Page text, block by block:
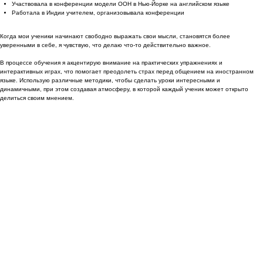
Участвовала в конференции модели ООН в Нью-Йорке на английском языке
Работала в Индии учителем, организовывала конференции
Когда мои ученики начинают свободно выражать свои мысли, становятся более
уверенными в себе, я чувствую, что делаю что-то действительно важное.
В процессе обучения я акцентирую внимание на практических упражнениях и
интерактивных играх, что помогает преодолеть страх перед общением на иностранном
языке. Использую различные методики, чтобы сделать уроки интересными и
динамичными, при этом создавая атмосферу, в которой каждый ученик может открыто
делиться своим мнением.